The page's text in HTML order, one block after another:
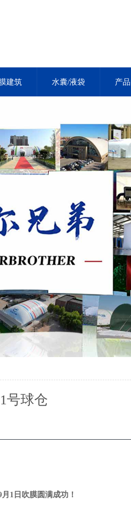
建筑 水囊/液袋 产
号球仓
1日吹膜圆满成功！